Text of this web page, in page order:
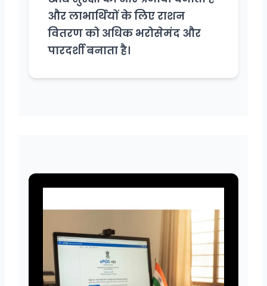
और लाभार्थियों के लिए राशन
वितरण को अधिक भरोसेमंद और
पारदर्शी बनाता है।